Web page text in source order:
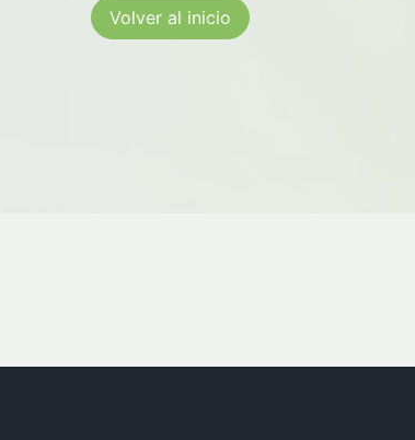
Volver al inicio